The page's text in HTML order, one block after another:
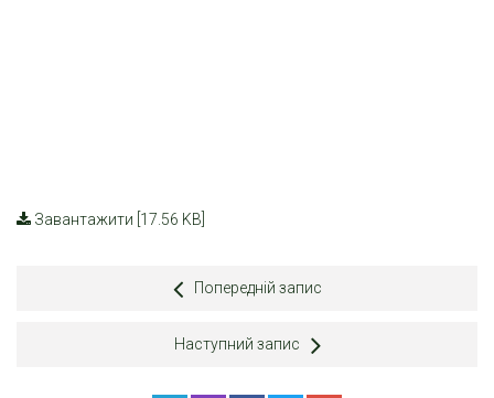
Завантажити [17.56 KB]
Попередній запис
Наступний запис